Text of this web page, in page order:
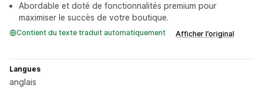
Abordable et doté de fonctionnalités premium pour
maximiser le succès de votre boutique.
Contient du texte traduit automatiquement Afficher l’original
Langues
anglais